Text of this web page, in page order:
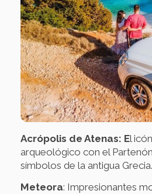
Acrópolis de Atenas: El
arqueológico con el
símbolos de la antigua Grecia.
Meteora: Impresionantes